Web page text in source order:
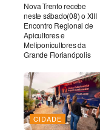
Nova Trento recebe
neste sábado(08) o XIII
Encontro Regional de
Apicultores e
Meliponicultores da
Grande Florianópolis
CIDADE